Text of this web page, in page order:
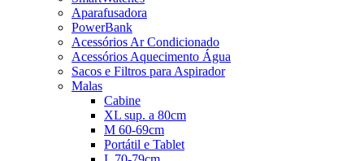
Aparafusadora
PowerBank
Acessórios Ar Condicionado
Acessórios Aquecimento Água
Sacos e Filtros para Aspirador
Malas
Cabine
XL sup. a 80cm
M 60-69cm
Portátil e Tablet